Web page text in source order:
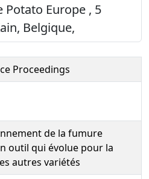
Europe , 5
Belgique,
Proceedings
de la fumure
outil qui évolue pour la
autres variétés